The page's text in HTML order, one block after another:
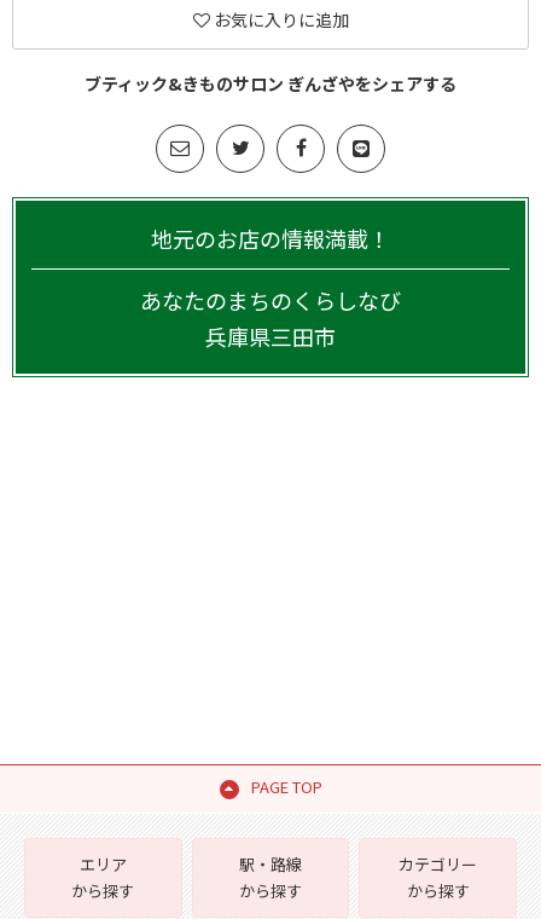
お気に入りに追加
ブティック&きものサロン ぎんざやをシェアする
地元のお店の情報満載！
あなたのまちのくらしなび
兵庫県三田市
PAGE TOP
エリア
から探す
駅・路線
から探す
カテゴリー
から探す